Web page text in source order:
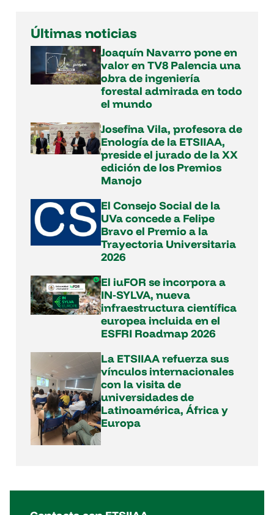
Últimas noticias
Joaquín Navarro pone en
valor en TV8 Palencia una
obra de ingeniería
forestal admirada en todo
el mundo
Josefina Vila, profesora de
Enología de la ETSIIAA,
preside el jurado de la XX
edición de los Premios
Manojo
El Consejo Social de la
UVa concede a Felipe
Bravo el Premio a la
Trayectoria Universitaria
2026
El iuFOR se incorpora a
IN‑SYLVA, nueva
infraestructura científica
europea incluida en el
ESFRI Roadmap 2026
La ETSIIAA refuerza sus
vínculos internacionales
con la visita de
universidades de
Latinoamérica, África y
Europa